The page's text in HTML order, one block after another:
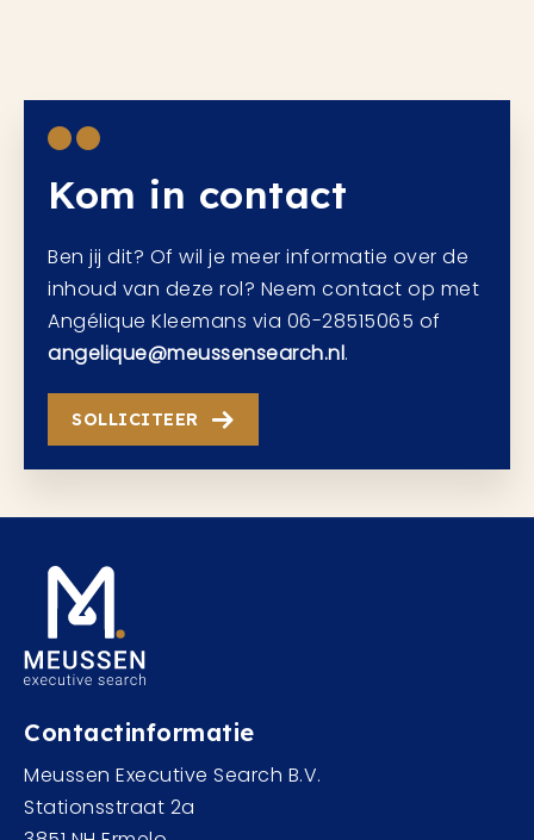
Kom in contact
Ben jij dit? Of wil je meer informatie over de
inhoud van deze rol? Neem contact op met
Angélique Kleemans via 06-28515065 of
angelique@meussensearch.nl.
SOLLICITEER
Contactinformatie
Meussen Executive Search B.V.
Stationsstraat 2a